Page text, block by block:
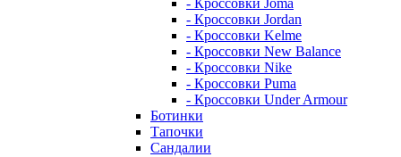
- Кроссовки Joma
- Кроссовки Jordan
- Кроссовки Kelme
- Кроссовки New Balance
- Кроссовки Nike
- Кроссовки Puma
- Кроссовки Under Armour
Ботинки
Тапочки
Сандалии